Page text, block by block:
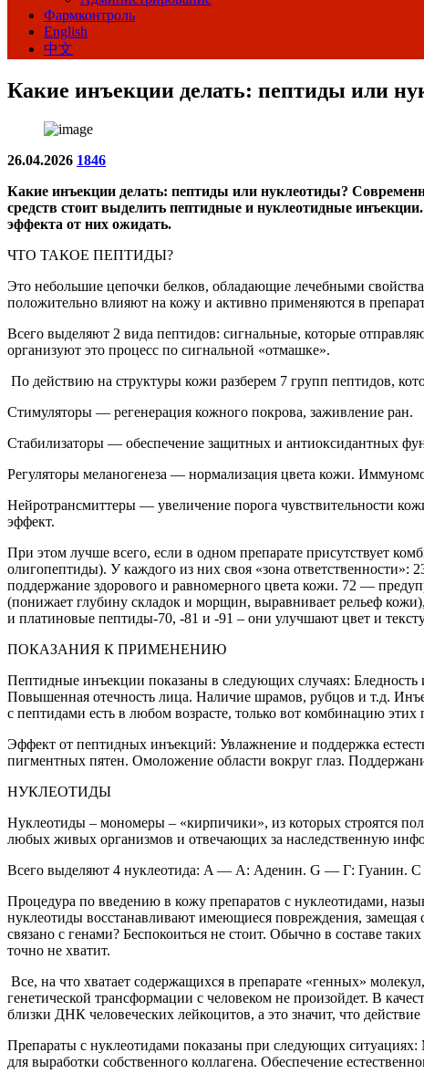
Фармконтроль
English
中文
Какие инъекции делать: пептиды или
26.04.2026 1846
Какие инъекции делать: пептиды или нуклеотиды?
средств стоит выделить пептидные и нуклеотидные
эффекта от них ожидать.
ЧТО ТАКОЕ ПЕПТИДЫ?
Это небольшие цепочки белков, обладающие лечебными
положительно влияют на кожу и активно применяются в
Всего выделяют 2 вида пептидов: сигнальные, которые
организуют это процесс по сигнальной «отмашке».
По действию на структуры кожи разберем 7 групп пептидов,
Стимуляторы — регенерация кожного покрова, заживление ран.
Стабилизаторы — обеспечение защитных и антиоксидантных
Регуляторы меланогенеза — нормализация цвета кожи.
Нейротрансмиттеры — увеличение порога чувствительности
эффект.
При этом лучше всего, если в одном препарате присутствует
олигопептиды). У каждого из них своя «зона
поддержание здорового и равномерного цвета кожи. 72 —
(понижает глубину складок и морщин, выравнивает рельеф
и платиновые пептиды-70, -81 и -91 – они улучшают цвет и
ПОКАЗАНИЯ К ПРИМЕНЕНИЮ
Пептидные инъекции показаны в следующих случаях:
Повышенная отечность лица. Наличие шрамов, рубцов и т.д.
с пептидами есть в любом возрасте, только вот комбинацию
Эффект от пептидных инъекций: Увлажнение и поддержка
пигментных пятен. Омоложение области вокруг глаз.
НУКЛЕОТИДЫ
Нуклеотиды – мономеры – «кирпичики», из которых строятся
любых живых организмов и отвечающих за наследственную
Всего выделяют 4 нуклеотида: A — А: Аденин. G — Г:
Процедура по введению в кожу препаратов с нуклеотидами,
нуклеотиды восстанавливают имеющиеся повреждения, замещая
связано с генами? Беспокоиться не стоит. Обычно в составе
точно не хватит.
Все, на что хватает содержащихся в препарате «генных»
генетической трансформации с человеком не произойдет. В
близки ДНК человеческих лейкоцитов, а это значит, что
Препараты с нуклеотидами показаны при следующих
для выработки собственного коллагена. Обеспечение